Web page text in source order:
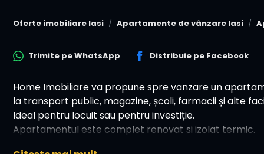
Oferte imobiliare Iasi Apartamente de vânzare Iasi
Trimite peWhatsApp Distribuie pe Facebook
Home Imobiliare va propune spre vanzare un
la transport public, magazine, școli, farmacii și alte
Ideal pentru locuit sau pentru investiție.
Apartamentul este complet renovat si izolat termic.